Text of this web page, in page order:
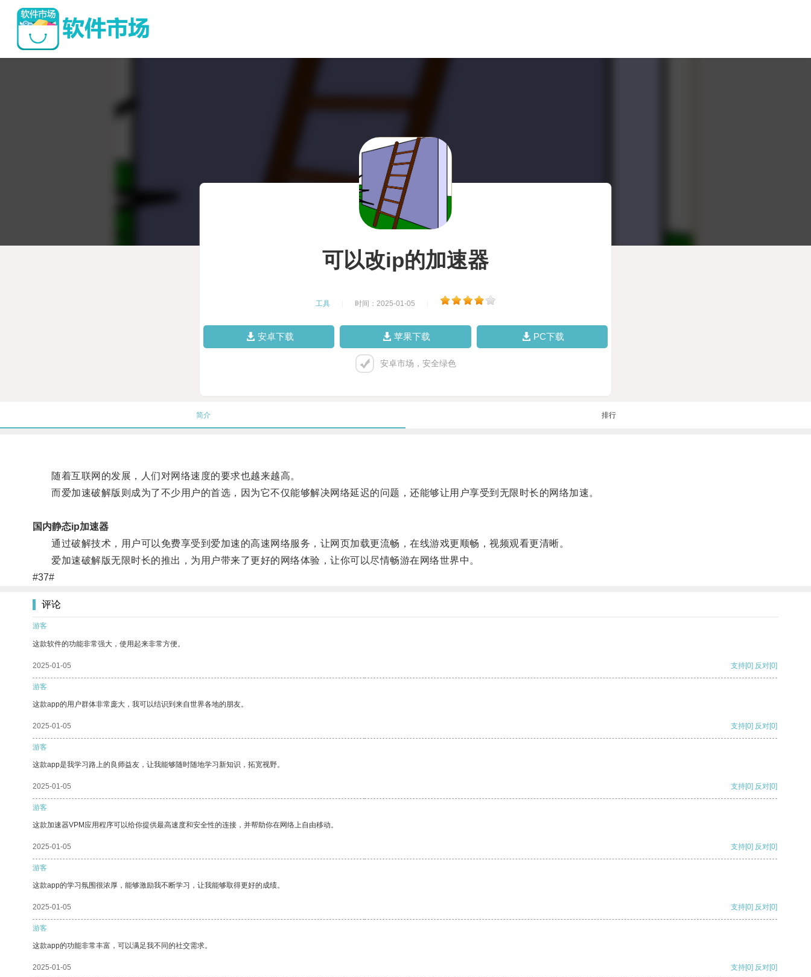
可以改ip的加速器
工具 时间：2025-01-05
安卓下载 苹果下载 PC下载
安卓市场，安全绿色
简介 排行
随着互联网的发展，人们对网络速度的要求也越来越高。
而爱加速破解版则成为了不少用户的首选，因为它不仅能够解决网络延迟的问题，还能够让用户享受到无限时长的网络加速。
国内静态ip加速器
通过破解技术，用户可以免费享受到爱加速的高速网络服务，让网页加载更流畅，在线游戏更顺畅，视频观看更清晰。
爱加速破解版无限时长的推出，为用户带来了更好的网络体验，让你可以尽情畅游在网络世界中。
#37#
评论
游客
这款软件的功能非常强大，使用起来非常方便。
2025-01-05 支持[0] 反对[0]
游客
这款app的用户群体非常庞大，我可以结识到来自世界各地的朋友。
2025-01-05 支持[0] 反对[0]
游客
这款app是我学习路上的良师益友，让我能够随时随地学习新知识，拓宽视野。
2025-01-05 支持[0] 反对[0]
游客
这款加速器VPM应用程序可以给你提供最高速度和安全性的连接，并帮助你在网络上自由移动。
2025-01-05 支持[0] 反对[0]
游客
这款app的学习氛围很浓厚，能够激励我不断学习，让我能够取得更好的成绩。
2025-01-05 支持[0] 反对[0]
游客
这款app的功能非常丰富，可以满足我不同的社交需求。
2025-01-05 支持[0] 反对[0]